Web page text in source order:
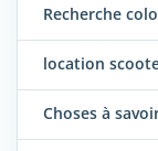
Recherche
location
Choses à